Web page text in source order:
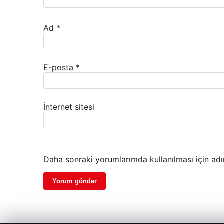
Ad *
E-posta *
İnternet sitesi
Daha sonraki yorumlarımda kullanılması için